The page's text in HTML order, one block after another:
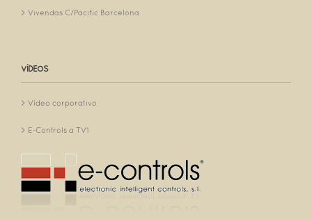
Vivendas C/Pacific Barcelona
VÍDEOS
Vídeo corporativo
E-Controls a TV1